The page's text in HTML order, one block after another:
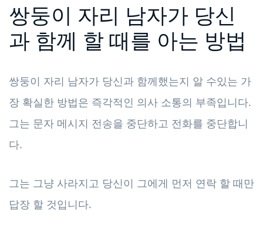
쌍둥이 자리 남자가 당신
과 함께 할 때를 아는 방법
쌍둥이 자리 남자가 당신과 함께했는지 알 수있는 가
장 확실한 방법은 즉각적인 의사 소통의 부족입니다.
그는 문자 메시지 전송을 중단하고 전화를 중단합니
다.
그는 그냥 사라지고 당신이 그에게 먼저 연락 할 때만
답장 할 것입니다.